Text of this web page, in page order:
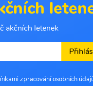
akčních letenek
zpracování osobních